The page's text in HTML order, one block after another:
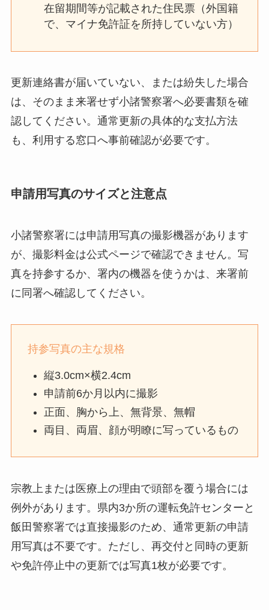
在留期間等が記載された住民票（外国籍
で、マイナ免許証を所持していない方）
更新連絡書が届いていない、または紛失した場合
は、そのまま来署せず小諸警察署へ必要書類を確
認してください。通常更新の具体的な支払方法
も、利用する窓口へ事前確認が必要です。
申請用写真のサイズと注意点
小諸警察署には申請用写真の撮影機器があります
が、撮影料金は公式ページで確認できません。写
真を持参するか、署内の機器を使うかは、来署前
に同署へ確認してください。
持参写真の主な規格
縦3.0cm×横2.4cm
申請前6か月以内に撮影
正面、胸から上、無背景、無帽
両目、両眉、顔が明瞭に写っているもの
宗教上または医療上の理由で頭部を覆う場合には
例外があります。県内3か所の運転免許センターと
飯田警察署では直接撮影のため、通常更新の申請
用写真は不要です。ただし、再交付と同時の更新
や免許停止中の更新では写真1枚が必要です。